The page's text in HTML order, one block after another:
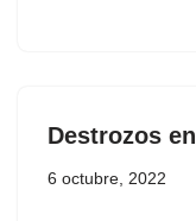
Destrozos
6 octubre, 2022